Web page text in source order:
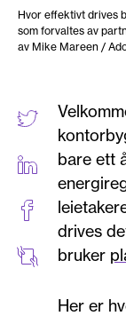
Hvor effektivt drives
som forvaltes av
av Mike Mareen /
bare ett
drives
bruker
Her er